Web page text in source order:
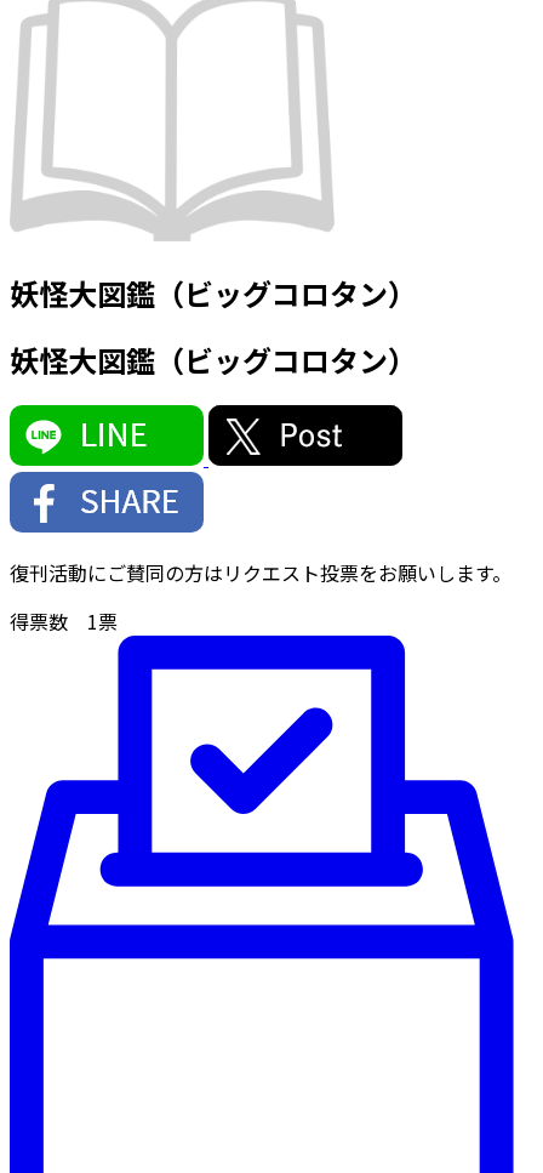
妖怪大図鑑（ビッグコロタン）
妖怪大図鑑（ビッグコロタン）
復刊活動にご賛同の方はリクエスト投票をお願いします。
得票数 1票